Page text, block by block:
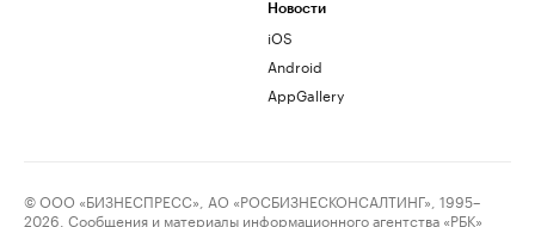
Новости
iOS
Android
AppGallery
© ООО «БИЗНЕСПРЕСС», АО «РОСБИЗНЕСКОНСАЛТИНГ», 1995–
2026. Сообщения и материалы информационного агентства «РБК»